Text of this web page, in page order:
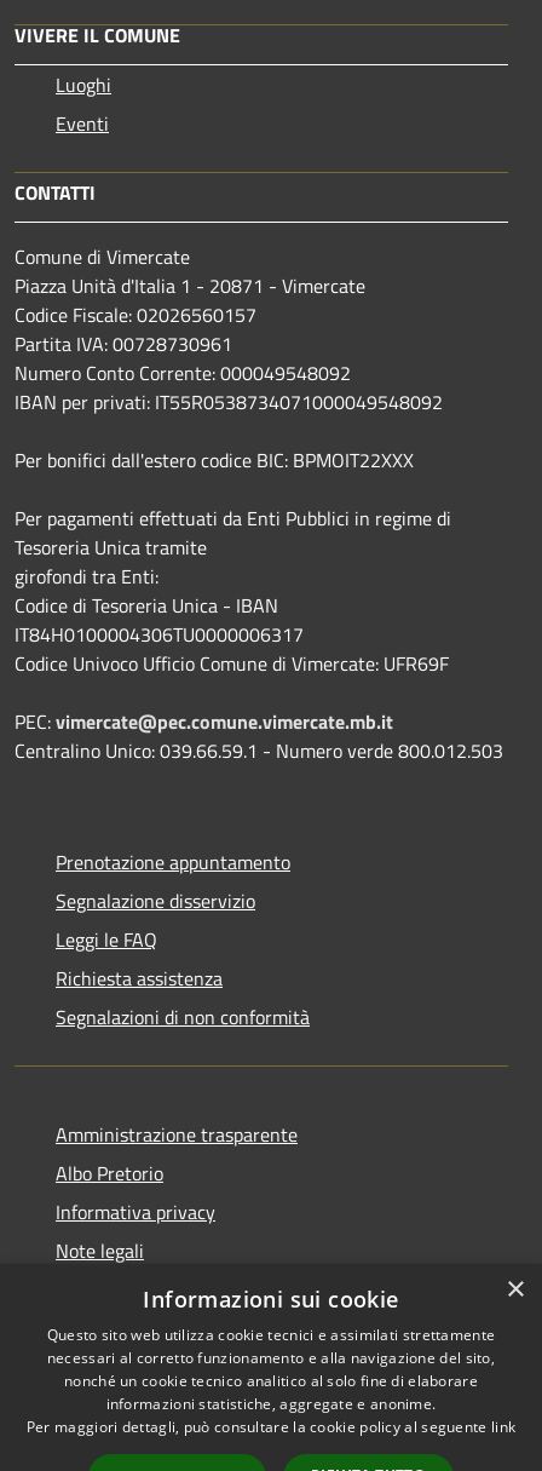
VIVERE IL COMUNE
Luoghi
Eventi
CONTATTI
Comune di Vimercate
Piazza Unità d'Italia 1 - 20871 - Vimercate
Codice Fiscale: 02026560157
Partita IVA: 00728730961
Numero Conto Corrente: 000049548092
IBAN per privati: IT55R0538734071000049548092
Per bonifici dall'estero codice BIC: BPMOIT22XXX
Per pagamenti effettuati da Enti Pubblici in regime di
Tesoreria Unica tramite
girofondi tra Enti:
Codice di Tesoreria Unica - IBAN
IT84H0100004306TU0000006317
Codice Univoco Ufficio Comune di Vimercate: UFR69F
PEC:vimercate@pec.comune.vimercate.mb.it
Centralino Unico: 039.66.59.1 - Numero verde 800.012.503
Prenotazione appuntamento
Segnalazione disservizio
Leggi le FAQ
Richiesta assistenza
Segnalazioni di non conformità
Amministrazione trasparente
Albo Pretorio
Informativa privacy
Note legali
Dichiarazione di accessibilità
Accessibilità
Copyright © 2026 • Città di
Vimercate • Powered by
×
Informazioni sui cookie
Questo sito web utilizza cookie tecnici e assimilati strettamente
necessari al corretto funzionamento e alla navigazione del sito,
nonché un cookie tecnico analitico al solo fine di elaborare
informazioni statistiche, aggregate e anonime.
Per maggiori dettagli, può consultare la cookie policy al seguente link